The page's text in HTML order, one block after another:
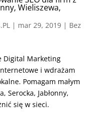
Wieliszewa,
| mar 29, 2019| Bez
Digital Marketing
i wdrażam
Pomagam małym
Serocka, Jabłonny,
się w sieci.